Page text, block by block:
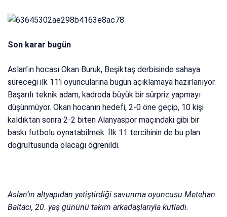
Son karar bugün
Aslan’ın hocası Okan Buruk, Beşiktaş derbisinde sahaya
süreceği ilk 11’i oyuncularına bugün açıklamaya hazırlanıyor.
Başarılı teknik adam, kadroda büyük bir sürpriz yapmayı
düşünmüyor. Okan hocanın hedefi, 2-0 öne geçip, 10 kişi
kaldıktan sonra 2-2 biten Alanyaspor maçındaki gibi bir
baskı futbolu oynatabilmek. İlk 11 tercihinin de bu plan
doğrultusunda olacağı öğrenildi.
Aslan’ın altyapıdan yetiştirdiği savunma oyuncusu Metehan
Baltacı, 20. yaş gününü takım arkadaşlarıyla kutladı.